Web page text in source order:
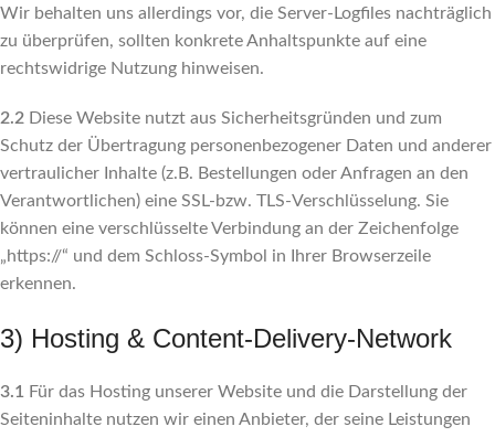
Wir behalten uns allerdings vor, die Server-Logfiles nachträglich
zu überprüfen, sollten konkrete Anhaltspunkte auf eine
rechtswidrige Nutzung hinweisen.
2.2 Diese Website nutzt aus Sicherheitsgründen und zum
Schutz der Übertragung personenbezogener Daten und anderer
vertraulicher Inhalte (z.B. Bestellungen oder Anfragen an den
Verantwortlichen) eine SSL-bzw. TLS-Verschlüsselung. Sie
können eine verschlüsselte Verbindung an der Zeichenfolge
„https://“ und dem Schloss-Symbol in Ihrer Browserzeile
erkennen.
3) Hosting & Content-Delivery-Network
3.1 Für das Hosting unserer Website und die Darstellung der
Seiteninhalte nutzen wir einen Anbieter, der seine Leistungen